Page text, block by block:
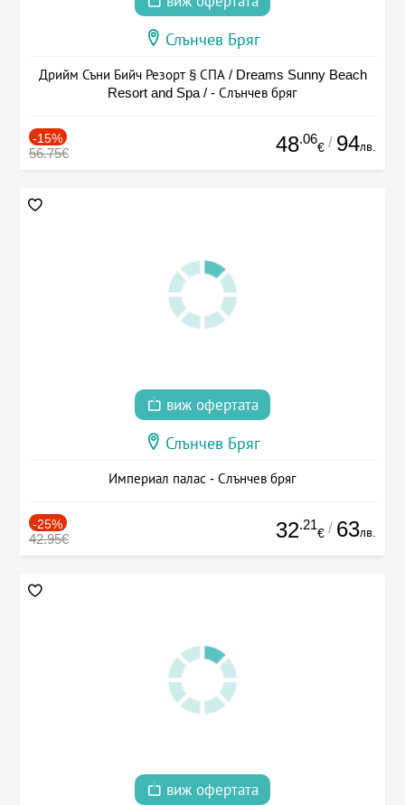
Слънчев Бряг
Дрийм Съни Бийч Резорт § СПА / Dreams Sunny Beach
Resort and Spa / - Слънчев бряг
-15%
56.75€ 48.06
€ / 94лв.
виж офертата
Слънчев Бряг
Империал палас - Слънчев бряг
-25%
42.95€ 32.21
€ / 63лв.
виж офертата